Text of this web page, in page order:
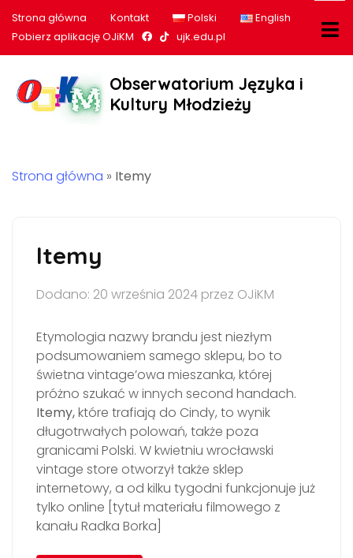
Strona główna Kontakt Polski
English
Pobierz aplikację OJiKM
Nasz profil na Facebook
Nasz profil na tiktok
ujk.edu.pl
Obserwatorium Języka i
Kultury Młodzieży
Strona główna » Itemy
Itemy
Dodano: 20 września 2024 przez OJiKM
Etymologia nazwy brandu jest niezłym
podsumowaniem samego sklepu, bo to
świetna vintage’owa mieszanka, której
próżno szukać w innych second handach.
Itemy,które trafiają do Cindy, to wynik
długotrwałych polowań, także poza
granicami Polski. W kwietniu wrocławski
vintage store otworzył także sklep
internetowy, a od kilku tygodni funkcjonuje już
tylko online [tytuł materiału filmowego z
kanału Radka Borka]